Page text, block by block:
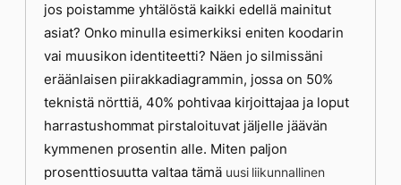
jos poistamme yhtälöstä kaikki edellä mainitut
asiat? Onko minulla esimerkiksi eniten koodarin
vai muusikon identiteetti? Näen jo silmissäni
eräänlaisen piirakkadiagrammin, jossa on 50%
teknistä nörttiä, 40% pohtivaa kirjoittajaa ja loput
harrastushommat pirstaloituvat jäljelle jäävän
kymmenen prosentin alle. Miten paljon
prosenttiosuutta valtaa tämä uusi liikunnallinen